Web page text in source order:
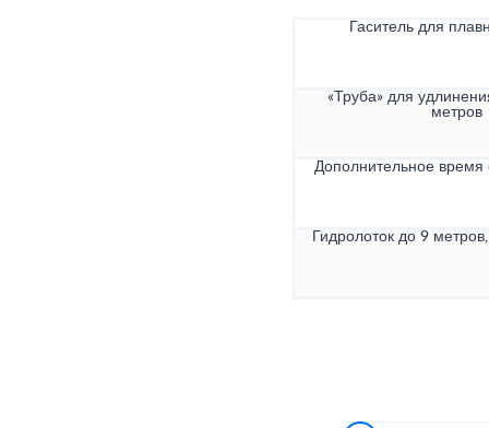
Гаситель для
«Труба» для
метров
Дополнительное
Гидролоток до 9